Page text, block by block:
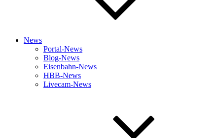
News
Portal-News
Blog-News
Eisenbahn-News
HBB-News
Livecam-News